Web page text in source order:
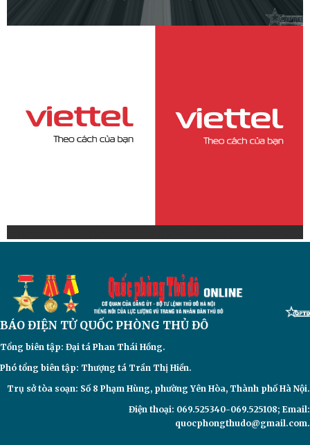
BÁO ĐIỆN TỬQUỐC PHÒNG THỦ ĐÔ
Tổng biên tập: Đại tá Phan Thái Hồng.
Phó tổng biên tập: Thượng tá Trần Thị Hiền.
Trụ sở tòa soạn: Số 8 Phạm Hùng, phường Yên Hòa, Thành phố Hà Nội.
Điện thoại: 069.525340-069.525108; Email:
quocphongthudo@gmail.com.